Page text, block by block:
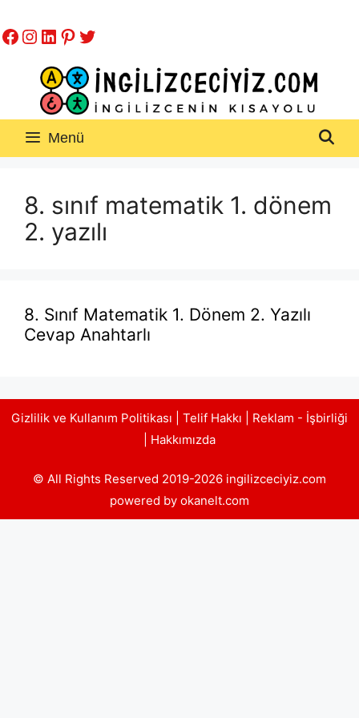
atla
Facebook
Instagram
LinkedIn
Pinterest
Twitter
Menü
8. sınıf matematik 1. dönem
2. yazılı
8. Sınıf Matematik 1. Dönem 2. Yazılı
Cevap Anahtarlı
Gizlilik ve Kullanım Politikası Telif Hakkı
Reklam - İşbirliği
Hakkımızda
© All Rights Reserved 2019-2026 ingilizceciyiz.com
powered by okanelt.com